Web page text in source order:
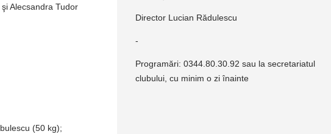
Alecsandra Tudor
(50 kg);
Director Lucian Rădulescu
-
Programări: 0344.80.30.92 sau la secretariatul
clubului, cu minim o zi înainte